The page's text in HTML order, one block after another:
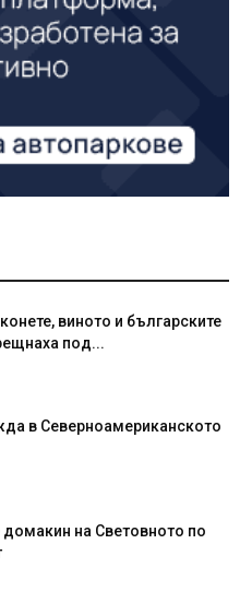
виното и българските
под...
в Северноамериканското
на Световното по